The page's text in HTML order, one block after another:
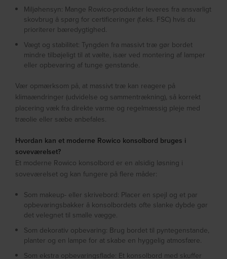
Miljøhensyn: Mange Rowico-produkter leveres fra ansvarligt
skovbrug â spørg for certificeringer (f.eks. FSC) hvis du
prioriterer bæredygtighed.
Vægt og stabilitet: Tyngden fra massivt træ gør bordet
mindre tilbøjeligt til at vælte, især ved montering af lamper
eller opbevaring af tunge genstande.
Vær opmærksom på, at massivt træ kan reagere på
klimaændringer (udvidelse og sammentrækning), så korrekt
placering væk fra direkte varme og regelmæssig pleje med
træolie eller sæbe anbefales.
Hvordan kan et moderne Rowico konsolbord bruges i
soveværelset?
Et moderne Rowico konsolbord er en alsidig løsning i
soveværelset og kan fungere på flere måder:
Som makeup- eller skrivebord: Placer en spejl og et par
opbevaringsbakker â konsolbordets ofte slanke dybde gør
det velegnet til smalle vægge.
Som dekorativ opbevaring: Brug bordet til pyntegenstande,
planter og en lampe for at skabe en hyggelig atmosfære.
Som ekstra opbevaringsflade: Et konsolbord med skuffer